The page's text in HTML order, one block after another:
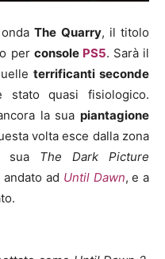
The Quarry, il titolo
per console PS5. Sarà il
terrificanti seconde
stato quasi fisiologico.
la suapiantagione
volta esce dalla zona
sua The Dark Picture
ad Until Dawn, e a